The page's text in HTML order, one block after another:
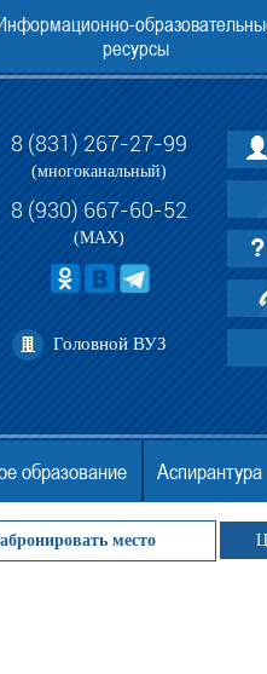
ресурсы
по приему в АНО ВО МГЭУ
8 (831) 267-27-99
(многоканальный)
8 (930) 667-60-52
(MAX)
Головной ВУЗ
образование Аспирантура
место